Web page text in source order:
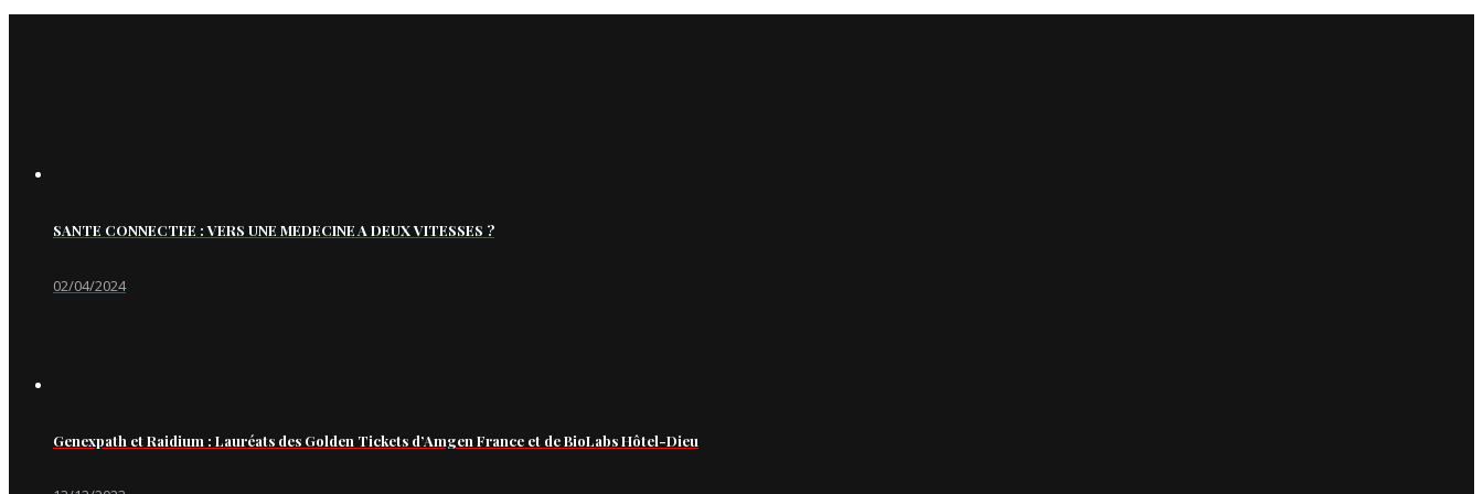
SANTE CONNECTEE : VERS UNE MEDECINE A DEUX VITESSES ?
02/04/2024
Genexpath et Raidium : Lauréats des Golden Tickets d’Amgen France et de BioLabs Hôtel-Dieu